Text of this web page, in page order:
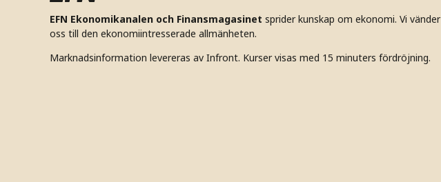
EFN Ekonomikanalen och Finansmagasinet sprider kunskap om ekonomi. Vi vänder
oss till den ekonomiintresserade allmänheten.
Marknadsinformation levereras av Infront. Kurser visas med 15 minuters fördröjning.